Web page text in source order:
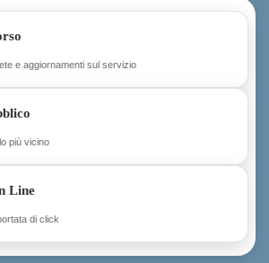
e aggiornamenti sul servizio
più vicino
Line
di click